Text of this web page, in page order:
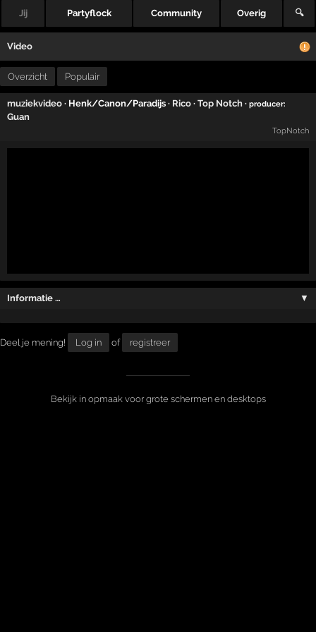
Jij Partyflock Community Overig 🔍
Video
Overzicht Populair
muziekvideo · Henk/Canon/Paradijs · Rico ·Top Notch ·producer:
Guan
TopNotch
Informatie … ▼
Deel je mening! Log in of registreer
Bekijk in opmaak voor grote schermen en desktops